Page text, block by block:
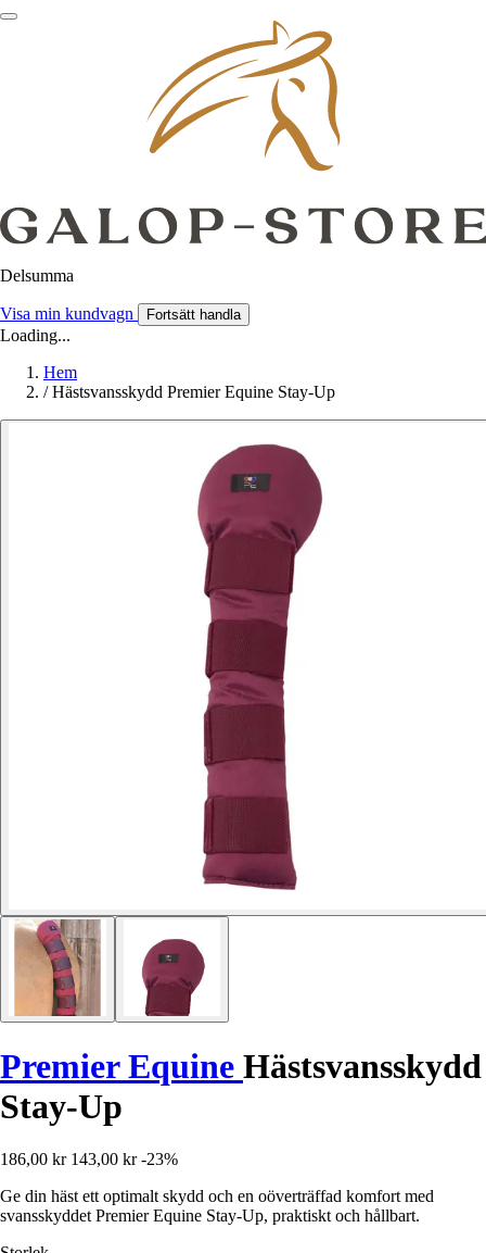
Delsumma
Visa min kundvagn Fortsätt handla
Loading...
Hem
/ Hästsvansskydd Premier Equine Stay-Up
Premier Equine Hästsvansskydd
Stay-Up
186,00 kr 143,00 kr -23%
Ge din häst ett optimalt skydd och en oöverträffad komfort med
svansskyddet Premier Equine Stay-Up, praktiskt och hållbart.